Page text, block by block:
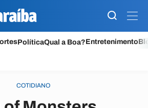
PolíticaQual a Boa?Entretenimento
COTIDIANO